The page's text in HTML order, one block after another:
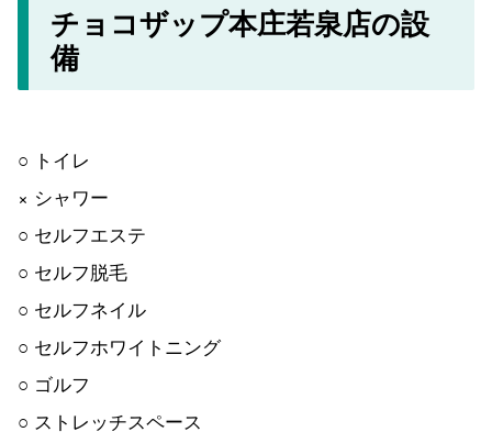
チョコザップ本庄若泉店の設
備
○ トイレ
× シャワー
○ セルフエステ
○ セルフ脱毛
○ セルフネイル
○ セルフホワイトニング
○ ゴルフ
○ ストレッチスペース